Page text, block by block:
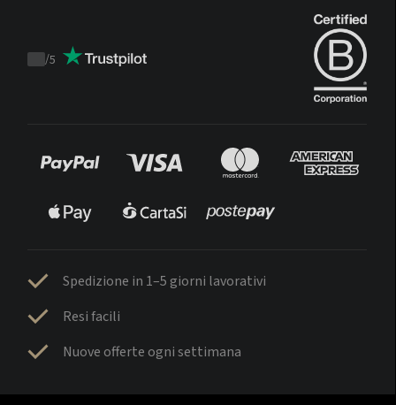
Trustpilot
/5
Spedizione in 1–5 giorni lavorativi
Resi facili
Nuove offerte ogni settimana